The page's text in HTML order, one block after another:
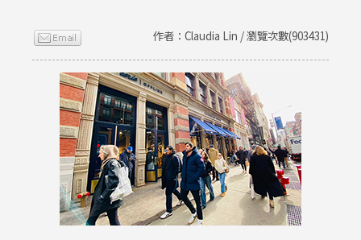
作者：Claudia Lin / 瀏覽次數(903431)